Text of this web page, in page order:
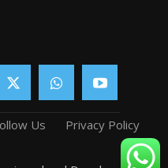
Us Privacy Policy